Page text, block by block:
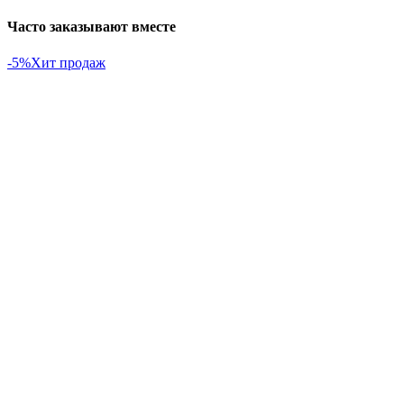
Часто заказывают вместе
-5%Хит продаж